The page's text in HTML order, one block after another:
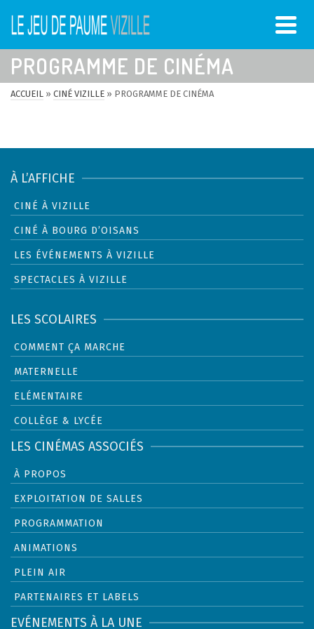
PROGRAMME DE CINÉMA
ACCUEIL » CINÉ VIZILLE » PROGRAMME DE CINÉMA
À L’AFFICHE
CINÉ À VIZILLE
CINÉ À BOURG D’OISANS
LES ÉVÉNEMENTS À VIZILLE
SPECTACLES À VIZILLE
LES SCOLAIRES
COMMENT ÇA MARCHE
MATERNELLE
ELÉMENTAIRE
COLLÈGE & LYCÉE
LES CINÉMAS ASSOCIÉS
À PROPOS
EXPLOITATION DE SALLES
PROGRAMMATION
ANIMATIONS
PLEIN AIR
PARTENAIRES ET LABELS
EVÉNEMENTS À LA UNE